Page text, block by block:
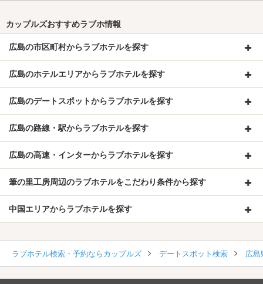
カップルズおすすめラブホ情報
広島の市区町村からラブホテルを探す
広島のホテルエリアからラブホテルを探す
広島のデートスポットからラブホテルを探す
広島の路線・駅からラブホテルを探す
広島の高速・インターからラブホテルを探す
筆の里工房周辺のラブホテルをこだわり条件から探す
中国エリアからラブホテルを探す
ラブホテル検索・予約ならカップルズ デートスポット検索 広島